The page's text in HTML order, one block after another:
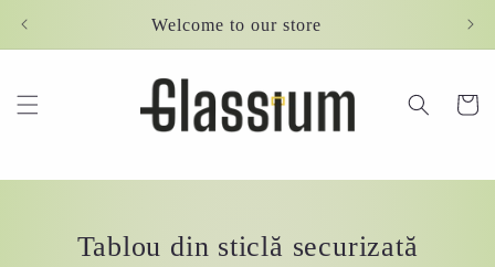
Welcome to our store
Cart
Tablou din sticlă securizată